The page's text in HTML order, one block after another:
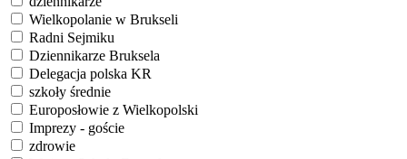
Wielkopolanie w Brukseli
Radni Sejmiku
Dziennikarze Bruksela
Delegacja polska KR
szkoły średnie
Europosłowie z Wielkopolski
Imprezy - goście
zdrowie